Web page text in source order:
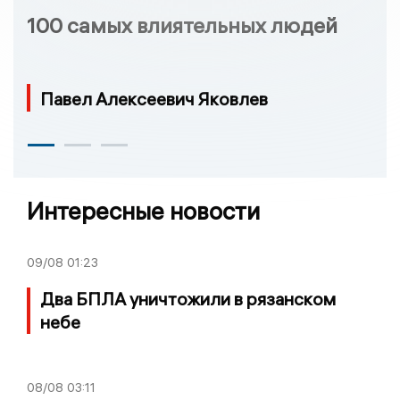
100 самых влиятельных людей
Павел Алексеевич Яковлев
Интересные новости
09/08 01:23
Два БПЛА уничтожили в рязанском
небе
08/08 03:11